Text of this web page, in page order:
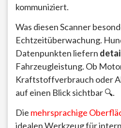
kommuniziert.
Was diesen Scanner
Echtzeitüberwachung.
Datenpunkten liefern
Fahrzeugleistung. Ob
Kraftstoffverbrauch oder
auf einen Blick sichtbar 🔍.
Die mehrsprachige
idealen Werkzeug für